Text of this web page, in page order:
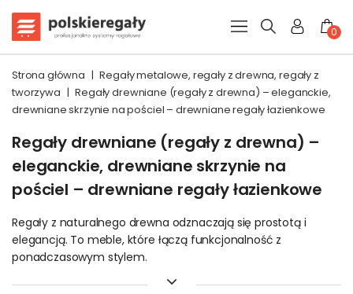
0
Strona główna | Regały metalowe, regały z drewna, regały z
tworzywa | Regały drewniane (regały z drewna) – eleganckie,
drewniane skrzynie na pościel – drewniane regały łazienkowe
Regały drewniane (regały z drewna) –
eleganckie, drewniane skrzynie na
pościel – drewniane regały łazienkowe
Regały z naturalnego drewna odznaczają się prostotą i
elegancją. To meble, które łączą funkcjonalność z
ponadczasowym stylem.